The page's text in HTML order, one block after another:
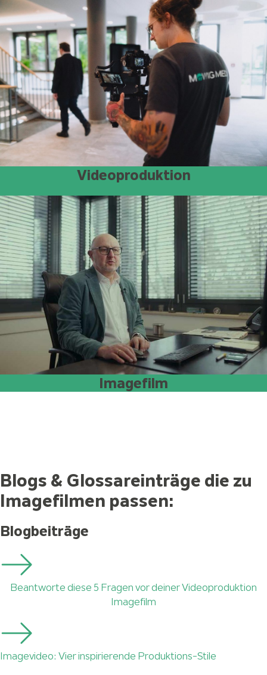
Videoproduktion
Imagefilm
Blogs & Glossareinträge die zu
Imagefilmen passen:
Blogbeiträge
Beantworte diese 5 Fragen vor deiner Videoproduktion
Imagefilm
Imagevideo: Vier inspirierende Produktions-Stile